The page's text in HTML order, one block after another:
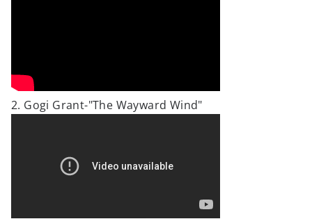
2. Gogi Grant-"The Wayward Wind"